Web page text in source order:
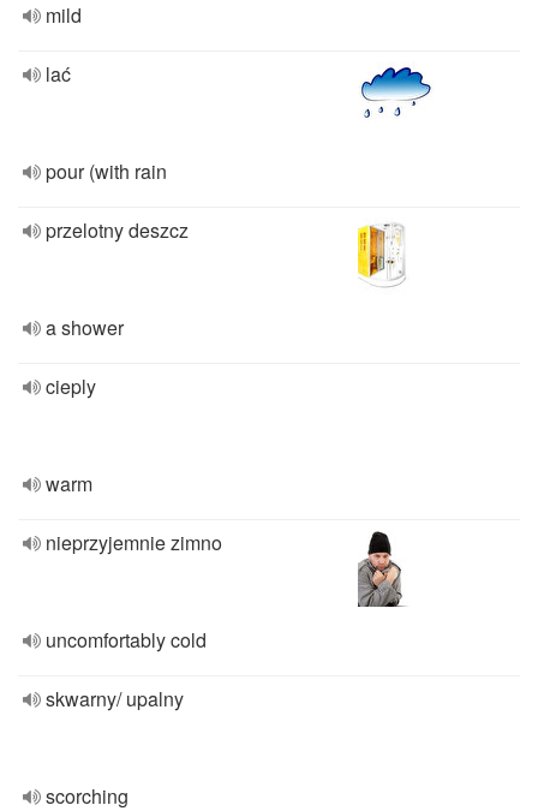
mild
lać
pour (with rain
przelotny deszcz
a shower
cieply
warm
nieprzyjemnie zimno
uncomfortably cold
skwarny/ upalny
scorching